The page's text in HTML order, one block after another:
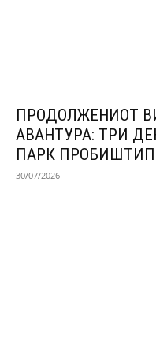
ПРОДОЛЖЕНИОТ
АВАНТУРА: ТРИ
ПАРК ПРОБИШТИП
30/07/2026